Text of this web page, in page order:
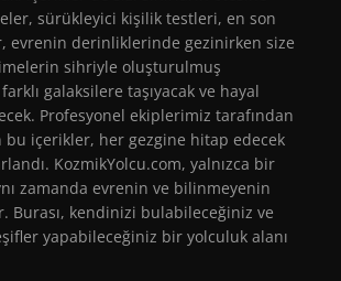
sürükleyici kişilik testleri, en son
evrenin derinliklerinde gezinirken size
sihriyle oluşturulmuş
galaksilere taşıyacak ve hayal
Profesyonel ekiplerimiz tarafından
bu içerikler, her gezgine hitap edecek
KozmikYolcu.com, yalnızca bir
zamanda evrenin ve bilinmeyenin
Burası, kendinizi bulabileceğiniz ve
yapabileceğiniz bir yolculuk alanı